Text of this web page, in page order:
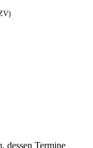
dessen Termine